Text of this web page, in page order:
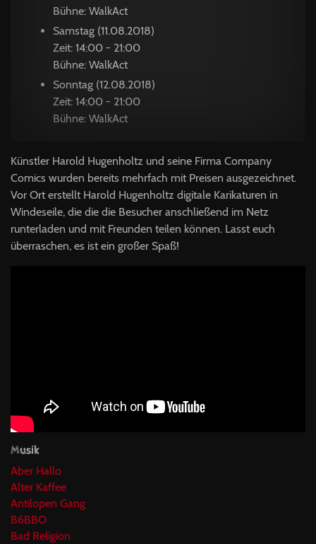
Bühne: WalkAct
Samstag (11.08.2018)
Zeit: 14:00 - 21:00
Bühne: WalkAct
Sonntag (12.08.2018)
Zeit: 14:00 - 21:00
Bühne: WalkAct
Künstler Harold Hugenholtz und seine Firma Company
Comics wurden bereits mehrfach mit Preisen ausgezeichnet.
Vor Ort erstellt Harold Hugenholtz digitale Karikaturen in
Windeseile, die die die Besucher anschließend im Netz
runterladen und mit Freunden teilen können. Lasst euch
überraschen, es ist ein großer Spaß!
Musik
Aber Hallo
Alter Kaffee
Antilopen Gang
B6BBO
Bad Religion